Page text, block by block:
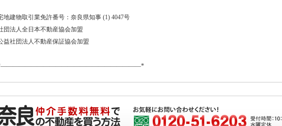
地建物取引業免許番号：奈良県知事 (1) 4047号
団法人全日本不動産協会加盟
益社団法人不動産保証協会加盟